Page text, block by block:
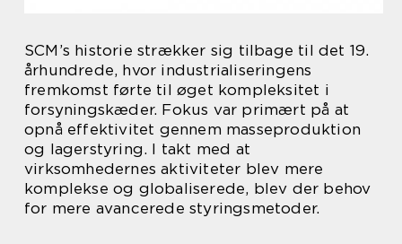
SCM’s historie strækker sig tilbage til det 19.
århundrede, hvor industrialiseringens
fremkomst førte til øget kompleksitet i
forsyningskæder. Fokus var primært på at
opnå effektivitet gennem masseproduktion
og lagerstyring. I takt med at
virksomhedernes aktiviteter blev mere
komplekse og globaliserede, blev der behov
for mere avancerede styringsmetoder.